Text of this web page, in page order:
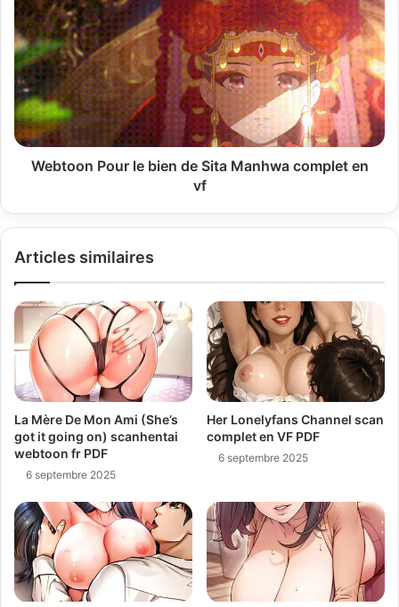
a
i
l
Webtoon Pour le bien de Sita Manhwa complet en
vf
Articles similaires
La Mère De Mon Ami (She’s
got it going on) scanhentai
webtoon fr PDF
6 septembre 2025
Her Lonelyfans Channel scan
complet en VF PDF
6 septembre 2025